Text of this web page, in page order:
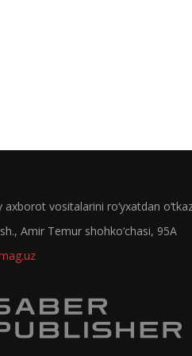
vositalarini ro‘yxatdan
Amir Temur shohko‘chasi, 95A